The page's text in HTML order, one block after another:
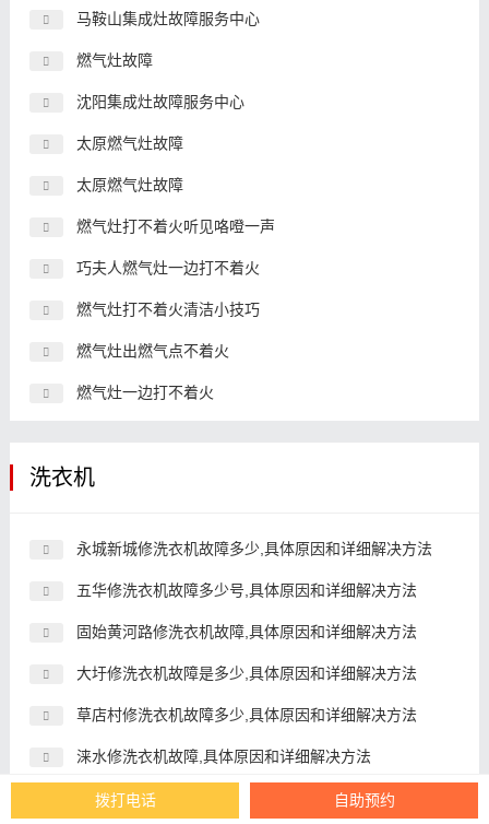
马鞍山集成灶故障服务中心
燃气灶故障
沈阳集成灶故障服务中心
太原燃气灶故障
太原燃气灶故障
燃气灶打不着火听见咯噔一声
巧夫人燃气灶一边打不着火
燃气灶打不着火清洁小技巧
燃气灶出燃气点不着火
燃气灶一边打不着火
洗衣机
永城新城修洗衣机故障多少,具体原因和详细解决方法
五华修洗衣机故障多少号,具体原因和详细解决方法
固始黄河路修洗衣机故障,具体原因和详细解决方法
大圩修洗衣机故障是多少,具体原因和详细解决方法
草店村修洗衣机故障多少,具体原因和详细解决方法
涞水修洗衣机故障,具体原因和详细解决方法
河南开封上门修洗衣机故障,具体原因和详细解决方法
拨打电话 自助预约